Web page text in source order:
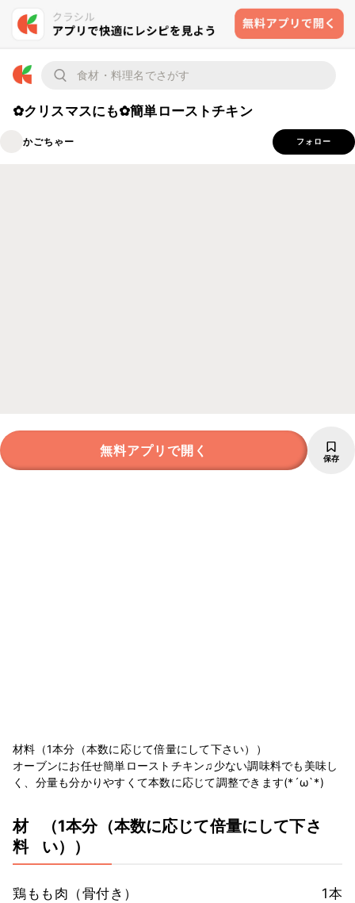
✿クリスマスにも✿簡単ローストチキン
かごちゃー フォロー
無料アプリで開く 保存
材料（1本分（本数に応じて倍量にして下さい））
オーブンにお任せ簡単ローストチキン♫少ない調味料でも美味し
く、分量も分かりやすくて本数に応じて調整できます(*´ω`*)
材
料
（1本分（本数に応じて倍量にして下さ
い））
鶏もも肉（骨付き）
1本